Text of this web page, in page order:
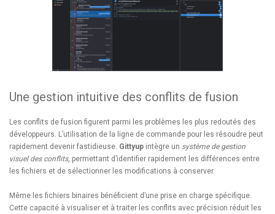
Une gestion intuitive des conflits de fusion
Les conflits de fusion figurent parmi les problèmes les plus redoutés des
développeurs. L’utilisation de la ligne de commande pour les résoudre peut
rapidement devenir fastidieuse. Gittyup intègre un système de gestion
visuel des conflits, permettant d’identifier rapidement les différences entre
les fichiers et de sélectionner les modifications à conserver.
Même les fichiers binaires bénéficient d’une prise en charge spécifique.
Cette capacité à visualiser et à traiter les conflits avec précision réduit les